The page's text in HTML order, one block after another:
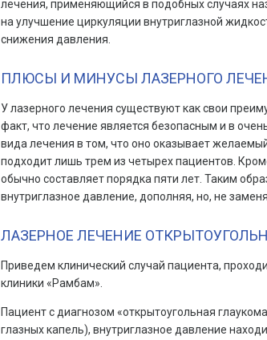
лечения, применяющийся в подобных случаях
на улучшение циркуляции внутриглазной
снижения давления.
ПЛЮСЫ И МИНУСЫ ЛАЗЕРНОГО
У лазерного лечения существуют как свои
факт, что лечение является безопасным и в
вида лечения в том, что оно оказывает
подходит лишь трем из четырех пациентов.
обычно составляет порядка пяти лет. Таким
внутриглазное давление, дополняя, но, не
ЛАЗЕРНОЕ ЛЕЧЕНИЕ
Приведем клинический случай пациента,
клиники «Рамбам».
Пациент с диагнозом «открытоугольная
глазных капель), внутриглазное давление